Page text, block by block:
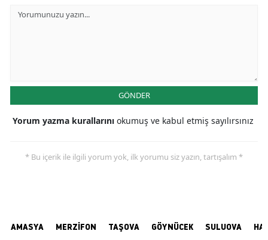
GÖNDER
Yorum yazma kurallarını okumuş ve kabul etmiş sayılırsınız
* Bu içerik ile ilgili yorum yok, ilk yorumu siz yazın, tartışalım *
AMASYA MERZİFON TAŞOVA GÖYNÜCEK SULUOVA